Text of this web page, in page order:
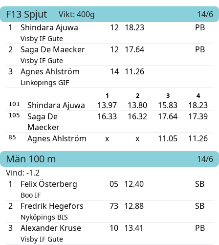
F13 Spjut Vikt: 400g
14/6
1
Shindara Ajuwa
Visby IF Gute
12 18.23 PB
2 Saga De Maecker
Visby IF Gute
12 17.64 PB
3 Agnes Ahlström
Linköpings GIF
14 11.26
1 2 3 4
101 Shindara Ajuwa 13.97 13.80 15.83 18.23
105
Saga De
Maecker
16.33 16.32 17.64 17.39
85 Agnes Ahlström x x 11.05 11.26
Män 100 m
14/6
Vind: -1.2
1
Felix Österberg
Boo IF
05 12.40 SB
2 Fredrik Hegefors
Nyköpings BIS
73 12.88 SB
3 Alexander Kruse
Visby IF Gute
10 13.41 PB